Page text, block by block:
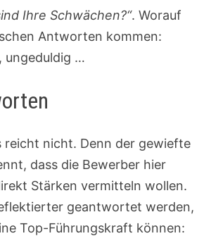
Ihre Schwächen?“. Worauf
Antworten kommen:
ungeduldig …
reicht nicht. Denn der gewiefte
dass die Bewerber hier
Stärken vermitteln wollen.
geantwortet werden,
Top-Führungskraft können: